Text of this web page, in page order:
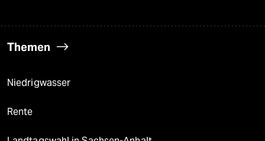
Themen
Niedrigwasser
Rente